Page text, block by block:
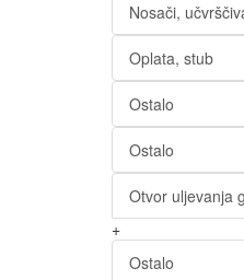
Nosači,
Oplata, stub
Ostalo
Ostalo
Otvor uljevanja
+
Ostalo